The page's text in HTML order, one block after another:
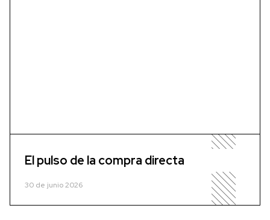
El pulso de la compra directa
30 de junio 2026